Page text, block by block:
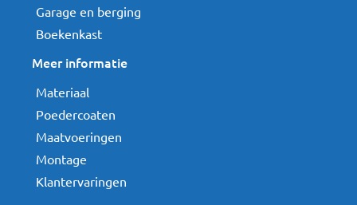
Garage en berging
Boekenkast
Meer informatie
Materiaal
Poedercoaten
Maatvoeringen
Montage
Klantervaringen